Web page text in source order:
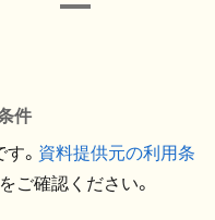
件
。 資料提供元の利用条
ご確認ください。